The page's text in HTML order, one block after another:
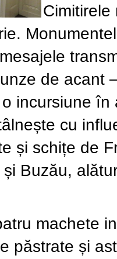
Cimitirele
de acant
incursiune
cu
și schițe de
Buzău,
machete
păstrate și